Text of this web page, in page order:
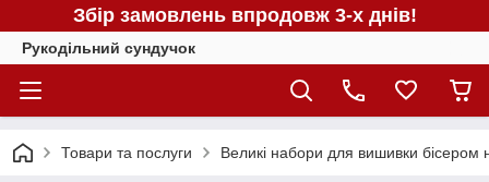
Збір замовлень впродовж 3-х днів!
Рукодільний сундучок
Товари та послуги Великі набори для вишивки бісером